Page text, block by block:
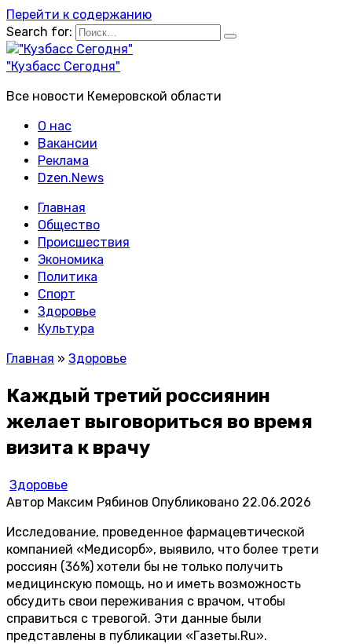
Перейти к содержанию
Search for:
"Кузбасс Сегодня"
Все новости Кемеровской области
О нас
Вакансии
Реклама
Dzen.News
Главная
Общество
Происшествия
Экономика
Политика
Спорт
Здоровье
Культура
Главная » Здоровье
Каждый третий россиянин
желает выговориться во время
визита к врачу
Здоровье
Автор Максим Рябинов Опубликовано 22.06.2026
Исследование, проведенное фармацевтической
компанией «Медисорб», выявило, что более трети
россиян (36%) хотели бы не только получить
медицинскую помощь, но и иметь возможность
обсудить свои переживания с врачом, чтобы
справиться с тревогой. Эти данные были
представлены в публикации «Газеты.Ru».